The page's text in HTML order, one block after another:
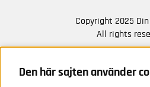
Copyright 2025
All rights
NYHETER
Den här sajten använder